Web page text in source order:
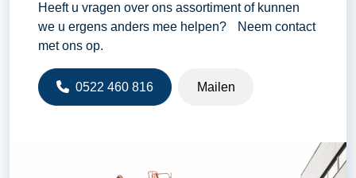
Tankinhoud diesel
25 liter
Vermogen
Heeft u vragen over ons assortiment of kunnen
we u ergens anders mee helpen? Neem contact
met ons op.
0522 460 816 Mailen